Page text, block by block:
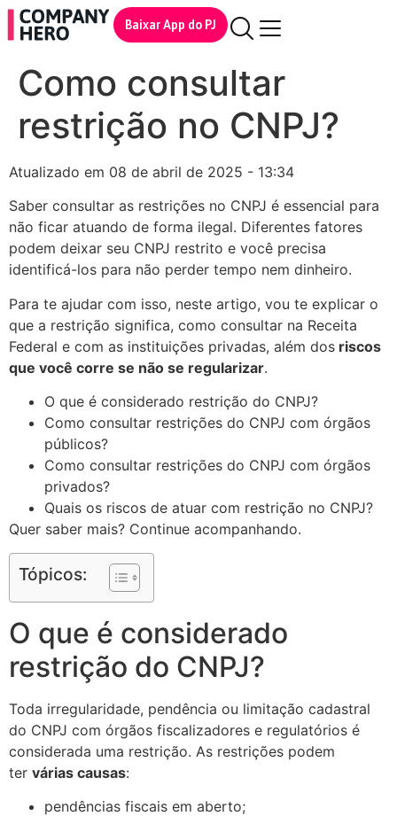
Baixar App do PJ
Como consultar
restrição no CNPJ?
Atualizado em 08 de abril de 2025 - 13:34
Saber consultar as restrições no CNPJ é essencial para
não ficar atuando de forma ilegal. Diferentes fatores
podem deixar seu CNPJ restrito e você precisa
identificá-los para não perder tempo nem dinheiro.
Para te ajudar com isso, neste artigo, vou te explicar o
que a restrição significa, como consultar na Receita
Federal e com as instituições privadas, além dos riscos
que você corre se não se regularizar.
O que é considerado restrição do CNPJ?
Como consultar restrições do CNPJ com órgãos
públicos?
Como consultar restrições do CNPJ com órgãos
privados?
Quais os riscos de atuar com restrição no CNPJ?
Quer saber mais? Continue acompanhando.
Tópicos:
O que é considerado
restrição do CNPJ?
Toda irregularidade, pendência ou limitação cadastral
do CNPJ com órgãos fiscalizadores e regulatórios é
considerada uma restrição. As restrições podem
ter várias causas:
pendências fiscais em aberto;